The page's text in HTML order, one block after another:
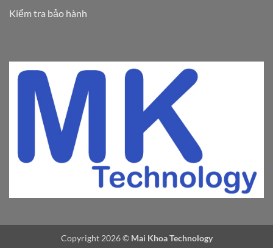
Kiểm tra bảo hành
Copyright 2026 © Mai Khoa Technology